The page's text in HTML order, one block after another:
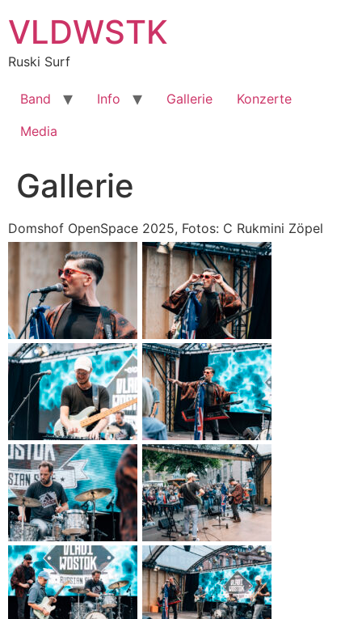
Inhalt
springen
VLDWSTK
Ruski Surf
Band Info Gallerie
Konzerte
Media
Gallerie
Domshof OpenSpace 2025, Fotos: C Rukmini Zöpel